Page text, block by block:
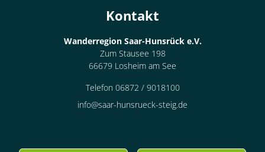
Kontakt
Wanderregion Saar-Hunsrück e.V.
Zum Stausee 198
66679 Losheim am See
Telefon 06872 / 9018100
info@saar-hunsrueck-steig.de